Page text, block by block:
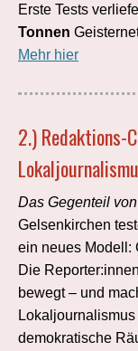
Erste Tests
Tonnen
Mehr hier
2.)Redaktions-
Das Gegenteil
Gelsenkirchen
ein neues Modell:
Die
bewegt – und
demokratische